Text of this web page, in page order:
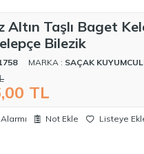
Altın Taşlı Baget
Bilezik
MARKA : SAÇAK
TL
Not Ekle Listeye